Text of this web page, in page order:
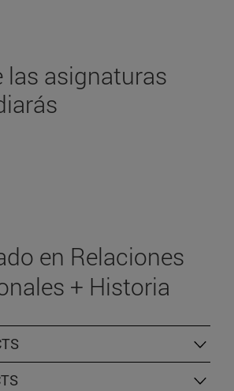
las asignaturas
en Relaciones
+ Historia